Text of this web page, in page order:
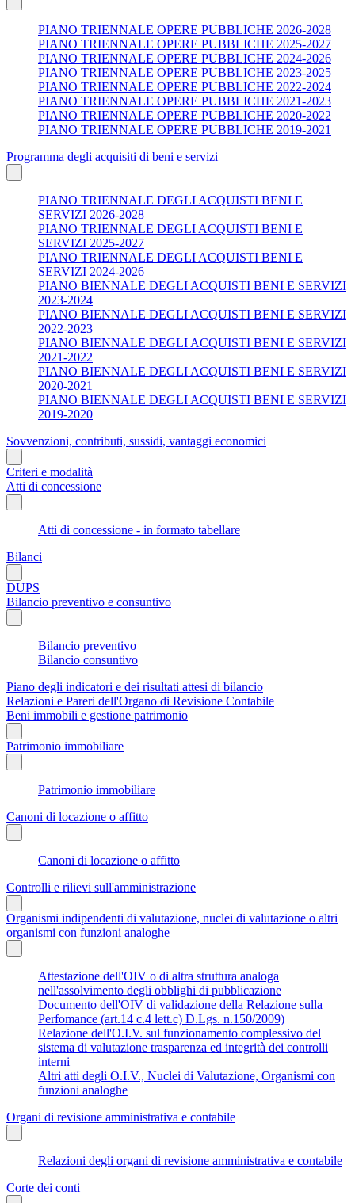
PIANO TRIENNALE OPERE PUBBLICHE 2026-2028
PIANO TRIENNALE OPERE PUBBLICHE 2025-2027
PIANO TRIENNALE OPERE PUBBLICHE 2024-2026
PIANO TRIENNALE OPERE PUBBLICHE 2023-2025
PIANO TRIENNALE OPERE PUBBLICHE 2022-2024
PIANO TRIENNALE OPERE PUBBLICHE 2021-2023
PIANO TRIENNALE OPERE PUBBLICHE 2020-2022
PIANO TRIENNALE OPERE PUBBLICHE 2019-2021
Programma degli acquisiti di beni e servizi
PIANO TRIENNALE DEGLI ACQUISTI BENI E
SERVIZI 2026-2028
PIANO TRIENNALE DEGLI ACQUISTI BENI E
SERVIZI 2025-2027
PIANO TRIENNALE DEGLI ACQUISTI BENI E
SERVIZI 2024-2026
PIANO BIENNALE DEGLI ACQUISTI BENI E SERVIZI
2023-2024
PIANO BIENNALE DEGLI ACQUISTI BENI E SERVIZI
2022-2023
PIANO BIENNALE DEGLI ACQUISTI BENI E SERVIZI
2021-2022
PIANO BIENNALE DEGLI ACQUISTI BENI E SERVIZI
2020-2021
PIANO BIENNALE DEGLI ACQUISTI BENI E SERVIZI
2019-2020
Sovvenzioni, contributi, sussidi, vantaggi economici
Criteri e modalità
Atti di concessione
Atti di concessione - in formato tabellare
Bilanci
DUPS
Bilancio preventivo e consuntivo
Bilancio preventivo
Bilancio consuntivo
Piano degli indicatori e dei risultati attesi di bilancio
Relazioni e Pareri dell'Organo di Revisione Contabile
Beni immobili e gestione patrimonio
Patrimonio immobiliare
Patrimonio immobiliare
Canoni di locazione o affitto
Canoni di locazione o affitto
Controlli e rilievi sull'amministrazione
Organismi indipendenti di valutazione, nuclei di valutazione o altri
organismi con funzioni analoghe
Attestazione dell'OIV o di altra struttura analoga
nell'assolvimento degli obblighi di pubblicazione
Documento dell'OIV di validazione della Relazione sulla
Perfomance (art.14 c.4 lett.c) D.Lgs. n.150/2009)
Relazione dell'O.I.V. sul funzionamento complessivo del
sistema di valutazione trasparenza ed integrità dei controlli
interni
Altri atti degli O.I.V., Nuclei di Valutazione, Organismi con
funzioni analoghe
Organi di revisione amministrativa e contabile
Relazioni degli organi di revisione amministrativa e contabile
Corte dei conti